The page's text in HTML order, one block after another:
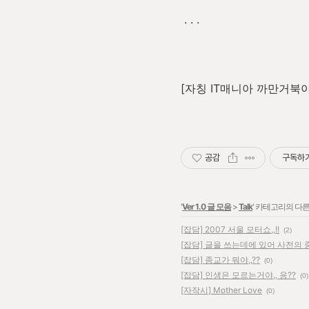
. . .
[자칭 IT매니아 까만거북
공감 구독하기
'Ver 1.0 글 모음>Talk' 카테고리의 다
[잡담] 2007 서울 모터쇼,,!! (2)
[잡담] 글을 쓰는데에 있어 사전의
[잡담] 종교가 뭐야,,?? (0)
[잡담] 인생은 모르는거야,, 응?? (0)
[자작시] Mother Love (0)